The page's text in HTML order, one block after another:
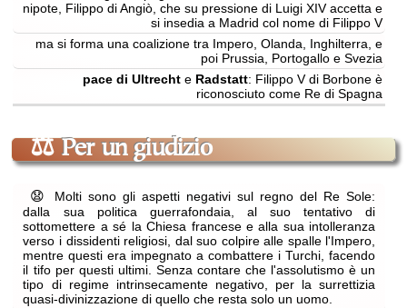
nipote, Filippo di Angiò, che su pressione di Luigi XIV accetta e
si insedia a Madrid col nome di Filippo V
ma si forma una coalizione tra Impero, Olanda, Inghilterra, e
poi Prussia, Portogallo e Svezia
pace di Ultrecht e Radstatt: Filippo V di Borbone è
riconosciuto come Re di Spagna
⚖ Per un giudizio
😧
Molti sono gli aspetti negativi sul regno del Re Sole:
dalla sua politica guerrafondaia, al suo tentativo di
sottomettere a sé la Chiesa francese e alla sua intolleranza
verso i dissidenti religiosi, dal suo colpire alle spalle l'Impero,
mentre questi era impegnato a combattere i Turchi, facendo
il tifo per questi ultimi. Senza contare che l'assolutismo è un
tipo di regime intrinsecamente negativo, per la surrettizia
quasi-divinizzazione di quello che resta solo un uomo.